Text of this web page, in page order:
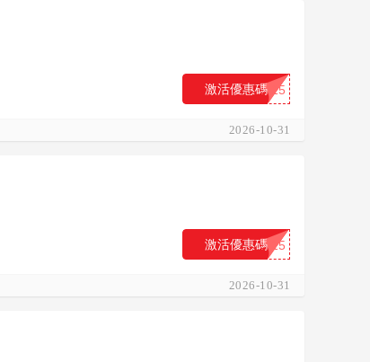
...15
激活優惠碼
2026-10-31
...15
激活優惠碼
2026-10-31